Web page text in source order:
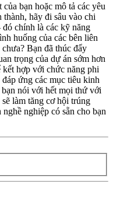
bạn hoặc mô tả các yêu
thành, hãy đi sâu vào chi
đó chính là các kỹ năng
huống của các bên liên
Bạn đã thúc đẩy
trọng của dự án sớm hơn
kết hợp với chức năng phi
ứng các mục tiêu kinh
nói với hết mọi thứ với
làm tăng cơ hội trúng
nghiệp có sẵn cho bạn